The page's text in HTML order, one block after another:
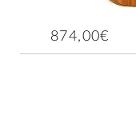
874,00€